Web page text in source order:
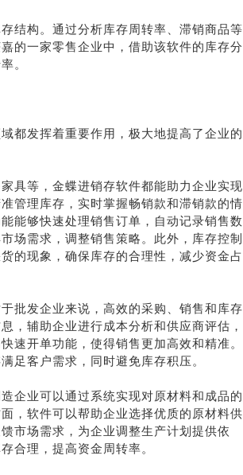
沟结构。通过分析库存周转率、滞销商品等
的一家零售企业中，借助该软件的库存分
。
都发挥着重要作用，极大地提高了企业的
具等，金蝶进销存软件都能助力企业实现
管理库存，实时掌握畅销款和滞销款的情
能够快速处理销售订单，自动记录销售数
场需求，调整销售策略。此外，库存控制
的现象，确保库存的合理性，减少资金占
批发企业来说，高效的采购、销售和库存
，辅助企业进行成本分析和供应商评估，
速开单功能，使得销售更加高效和精准。
足客户需求，同时避免库存积压。
企业可以通过系统实现对原材料和成品的
，软件可以帮助企业选择优质的原材料供
市场需求，为企业调整生产计划提供依
合理，提高资金周转率。